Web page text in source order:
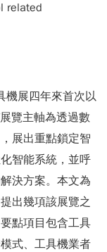
related
機展四年來首次以
覽主軸為透過數
展出重點鎖定智
智能系統，並呼
決方案。本文為
出幾項該展覽之
點項目包含工具
式、工具機業者